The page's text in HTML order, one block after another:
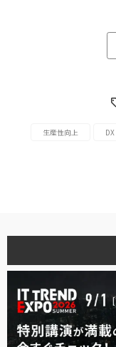
生産性向上 DX